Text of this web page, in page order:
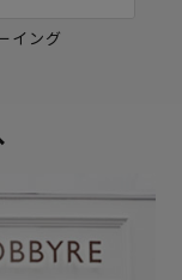
イング